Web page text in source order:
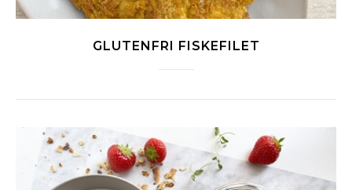
GLUTENFRI FISKEFILET